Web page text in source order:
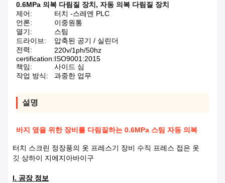
0.6MPa 의복 다림질 장치 , 자동 의복 다림질 장치
제어:
터치 -스레엔 PLC
언론:
이중원통
열기:
스팀
드라이브:
압축된 공기 / 실린더
전력:
220v/1ph/50hz
certification:ISO9001:2015
책임:
사이드 심
작업 방식:
과중한 업무
설명
바지 옆을 위한 장비를 다림질하는 0.6MPa 스팀 자동 의복
터치 스크린 정장풍의 옷 프레스기 장비 수직 프레스 접은 옷
깃 상하이 지에지아바이구
I. 공장 정보